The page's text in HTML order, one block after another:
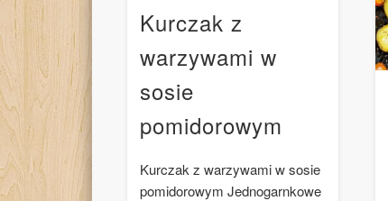
Kurczak z
warzywami w
sosie
pomidorowym
Kurczak z warzywami w sosie
pomidorowym Jednogarnkowe